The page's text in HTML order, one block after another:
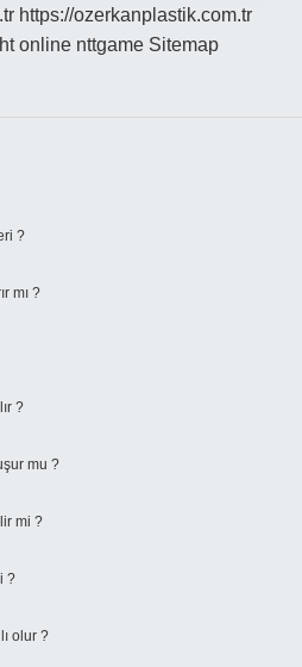
https://ozerkanplastik.com.tr
online nttgame Sitemap
?
mı ?
?
mu ?
mi ?
?
olur ?